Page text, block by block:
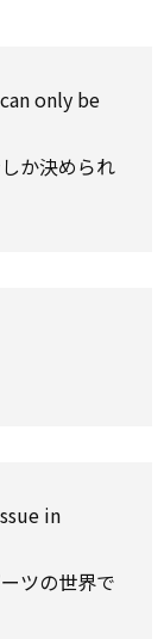
only be
か決められ
in
ツの世界で